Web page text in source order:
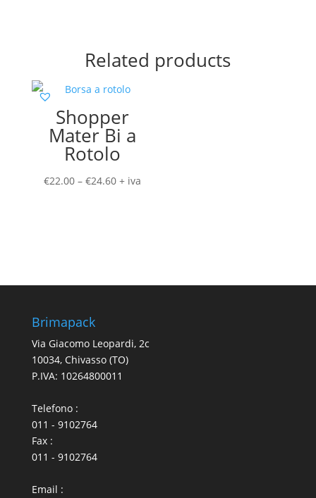
Related products
Shopper
Mater Bi a
Rotolo
€22.00– €24.60 + iva
Brimapack
Via Giacomo Leopardi, 2c
10034, Chivasso (TO)
P.IVA: 10264800011
Telefono :
011 - 9102764
Fax :
011 - 9102764
Email :